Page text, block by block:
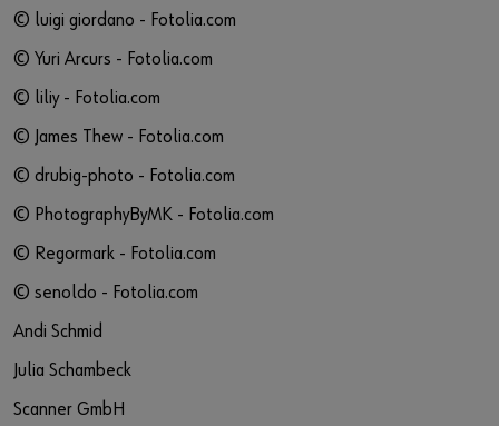
© luigi giordano - Fotolia.com
© Yuri Arcurs - Fotolia.com
© liliy - Fotolia.com
© James Thew - Fotolia.com
© drubig-photo - Fotolia.com
© PhotographyByMK - Fotolia.com
© Regormark - Fotolia.com
© senoldo - Fotolia.com
Andi Schmid
Julia Schambeck
Scanner GmbH